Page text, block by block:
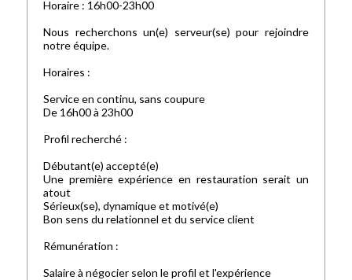
Horaire : 16h00-23h00
Nous recherchons un(e) serveur(se) pour rejoindre
notre équipe.
Horaires :
Service en continu, sans coupure
De 16h00 à 23h00
Profil recherché :
Débutant(e) accepté(e)
Une première expérience en restauration serait un
atout
Sérieux(se), dynamique et motivé(e)
Bon sens du relationnel et du service client
Rémunération :
Salaire à négocier selon le profil et l'expérience